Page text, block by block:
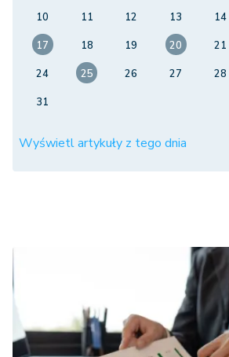
10
11 12 13 14
17
18 19 20 21
24
25 26 27 28
31
Wyświetl artykuły z tego dnia